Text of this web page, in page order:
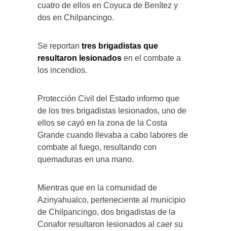
cuatro de ellos en Coyuca de Benítez y
dos en Chilpancingo.
Se reportan tres brigadistas que
resultaron lesionados en el combate a
los incendios.
Protección Civil del Estado informo que
de los tres brigadistas lesionados, uno de
ellos se cayó en la zona de la Costa
Grande cuando llevaba a cabo labores de
combate al fuego, resultando con
quemaduras en una mano.
Mientras que en la comunidad de
Azinyahualco, perteneciente al municipio
de Chilpancingo, dos brigadistas de la
Conafor resultaron lesionados al caer su